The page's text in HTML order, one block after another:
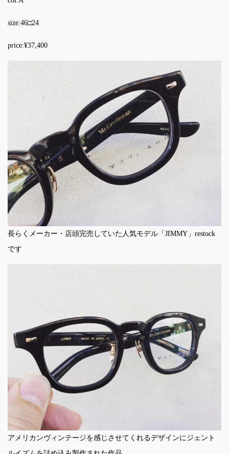
size:46□24
price:¥37,400
長らくメーカー・店頭完売していた人気モデル「JIMMY」restock
です
アメリカンヴィンテージを感じさせてくれるデザインにジェント